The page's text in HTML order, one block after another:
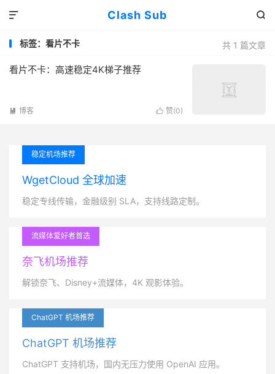
Clash Sub 

共 1 篇文章
标签：看片不卡
看片不卡：高速稳定4K梯子推荐
 赞(0)
 博客
稳定机场推荐
WgetCloud 全球加速
稳定专线传输，金融级别 SLA，支持线路定制。
流媒体爱好者首选
奈飞机场推荐
解锁奈飞、Disney+流媒体，4K 观影体验。
ChatGPT 机场推荐
ChatGPT 机场推荐
ChatGPT 支持机场，国内无压力使用 OpenAI 应用。